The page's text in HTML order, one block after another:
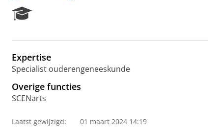
e
r
c
P
o
t
Expertise
Specialist ouderengeneeskunde
Overige functies
SCENarts
Laatst gewijzigd: 01 maart 2024 14:19